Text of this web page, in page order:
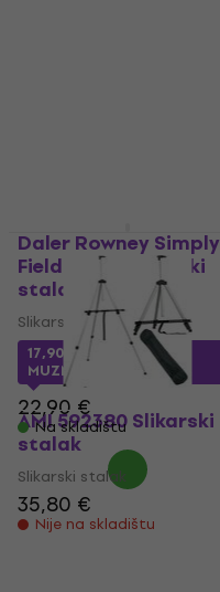
Daler Rowney Simply
Field Easel Slikarski
stalak
Slikarski stalak
17,90 €
MUZMUZ-20
22,90 €
Na skladištu
AMI 592380 Slikarski
stalak
Slikarski stalak
35,80 €
Nije na skladištu